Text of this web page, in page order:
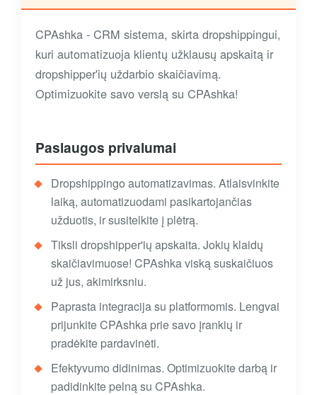
CPAshka - CRM sistema, skirta dropshippingui,
kuri automatizuoja klientų užklausų apskaitą ir
dropshipper'ių uždarbio skaičiavimą.
Optimizuokite savo verslą su CPAshka!
Paslaugos privalumai
Dropshippingo automatizavimas. Atlaisvinkite
laiką, automatizuodami pasikartojančias
užduotis, ir susitelkite į plėtrą.
Tiksli dropshipper'ių apskaita. Jokių klaidų
skaičiavimuose! CPAshka viską suskaičiuos
už jus, akimirksniu.
Paprasta integracija su platformomis. Lengvai
prijunkite CPAshka prie savo įrankių ir
pradėkite pardavinėti.
Efektyvumo didinimas. Optimizuokite darbą ir
padidinkite pelną su CPAshka.